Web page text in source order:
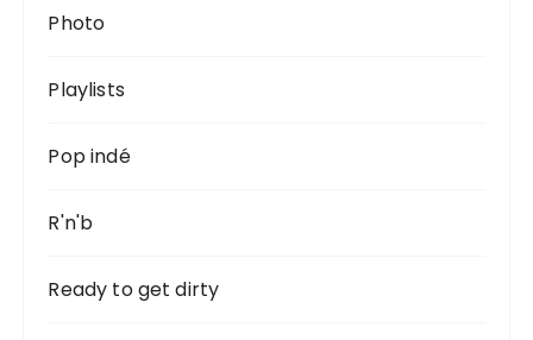
Photo
Playlists
Pop indé
R'n'b
Ready to get dirty